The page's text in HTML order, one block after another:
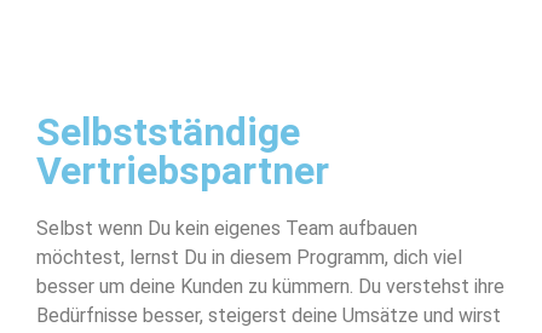
Selbstständige
Vertriebspartner
Selbst wenn Du kein eigenes Team aufbauen
möchtest, lernst Du in diesem Programm, dich viel
besser um deine Kunden zu kümmern. Du verstehst ihre
Bedürfnisse besser, steigerst deine Umsätze und wirst